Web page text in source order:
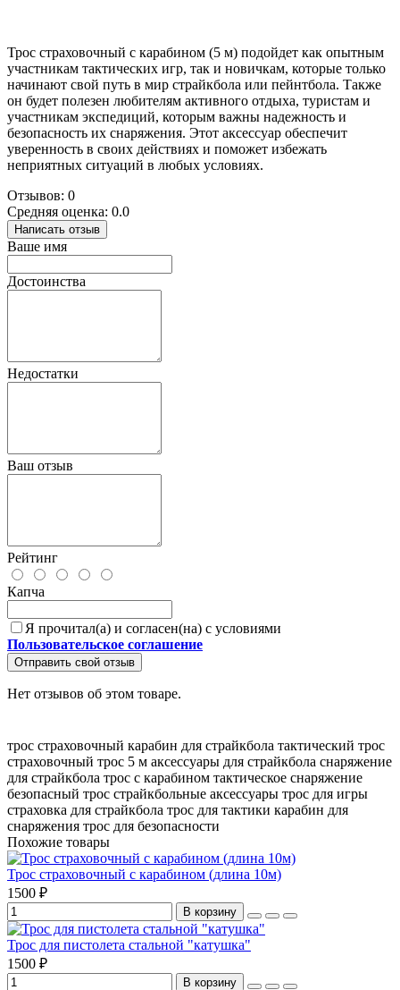
Трос страховочный с карабином (5 м) подойдет как опытным
участникам тактических игр, так и новичкам, которые только
начинают свой путь в мир страйкбола или пейнтбола. Также
он будет полезен любителям активного отдыха, туристам и
участникам экспедиций, которым важны надежность и
безопасность их снаряжения. Этот аксессуар обеспечит
уверенность в своих действиях и поможет избежать
неприятных ситуаций в любых условиях.
Отзывов: 0
Средняя оценка: 0.0
Написать отзыв
Ваше имя
Достоинства
Недостатки
Ваш отзыв
Рейтинг
Капча
Я прочитал(а) и согласен(на) с условиями
Пользовательское соглашение
Отправить свой отзыв
Нет отзывов об этом товаре.
трос страховочный карабин для страйкбола тактический трос
страховочный трос 5 м аксессуары для страйкбола снаряжение
для страйкбола трос с карабином тактическое снаряжение
безопасный трос страйкбольные аксессуары трос для игры
страховка для страйкбола трос для тактики карабин для
снаряжения трос для безопасности
Похожие товары
Трос страховочный с карабином (длина 10м)
1500 ₽
В корзину
Трос для пистолета стальной "катушка"
1500 ₽
В корзину